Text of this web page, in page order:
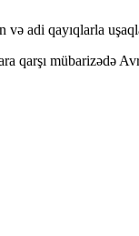
adi qayıqlarla
mübarizədə